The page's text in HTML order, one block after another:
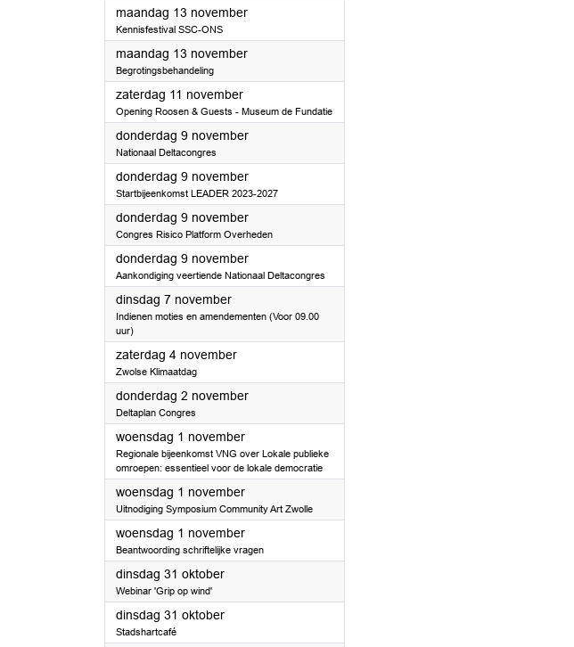
maandag 13 november2023
Kennisfestival SSC-ONS
maandag 13 november2023
Begrotingsbehandeling
zaterdag 11 november2023
Opening Roosen & Guests - Museum de Fundatie
donderdag 9 november2023
Nationaal Deltacongres
donderdag 9 november2023
Startbijeenkomst LEADER 2023-2027
donderdag 9 november2023
Congres Risico Platform Overheden
donderdag 9 november2023
Aankondiging veertiende Nationaal Deltacongres
dinsdag 7 november2023
Indienen moties en amendementen (Voor 09.00
uur)
zaterdag 4 november2023
Zwolse Klimaatdag
donderdag 2 november2023
Deltaplan Congres
woensdag 1 november2023
Regionale bijeenkomst VNG over Lokale publieke
omroepen: essentieel voor de lokale democratie
woensdag 1 november2023
Uitnodiging Symposium Community Art Zwolle
woensdag 1 november2023
Beantwoording schriftelijke vragen
dinsdag 31 oktober2023
Webinar 'Grip op wind'
dinsdag 31 oktober2023
Stadshartcafé